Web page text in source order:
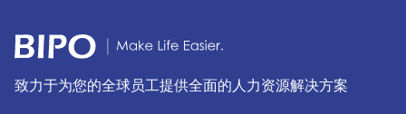
致力于为您的全球员工提供全面的人力资源解决方案